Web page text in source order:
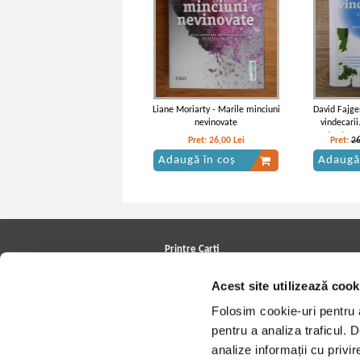
Acest site utilizează
Folosim cookie-uri
pentru a analiza traficul.
analize informații cu
William Shakespeare - Othello
William
Liane Moriarty - Marile minciuni
nevinovate
Pret: 26,00 Lei
Adaugă în coș
David
pentruPret:
Printre Carti
Cele mai căutate cărți
Blog Printre Carti